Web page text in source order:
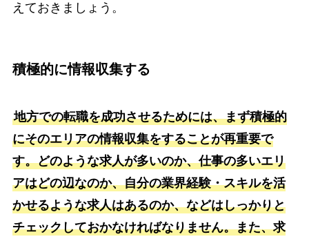
えておきましょう。
積極的に情報収集する
地方での転職を成功させるためには、まず積極的
にそのエリアの情報収集をすることが再重要で
す。どのような求人が多いのか、仕事の多いエリ
アはどの辺なのか、自分の業界経験・スキルを活
かせるような求人はあるのか、などはしっかりと
チェックしておかなければなりません。また、求